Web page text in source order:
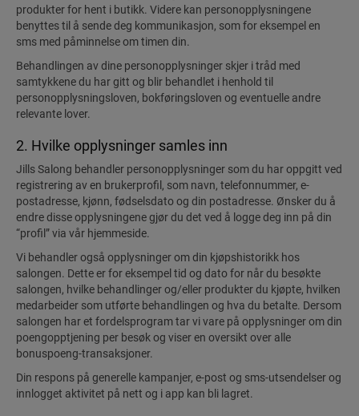
produkter for hent i butikk. Videre kan personopplysningene
benyttes til å sende deg kommunikasjon, som for eksempel en
sms med påminnelse om timen din.
Behandlingen av dine personopplysninger skjer i tråd med
samtykkene du har gitt og blir behandlet i henhold til
personopplysningsloven, bokføringsloven og eventuelle andre
relevante lover.
2. Hvilke opplysninger samles inn
Jills Salong behandler personopplysninger som du har oppgitt ved
registrering av en brukerprofil, som navn, telefonnummer, e-
postadresse, kjønn, fødselsdato og din postadresse. Ønsker du å
endre disse opplysningene gjør du det ved å logge deg inn på din
“profil” via vår hjemmeside.
Vi behandler også opplysninger om din kjøpshistorikk hos
salongen. Dette er for eksempel tid og dato for når du besøkte
salongen, hvilke behandlinger og/eller produkter du kjøpte, hvilken
medarbeider som utførte behandlingen og hva du betalte. Dersom
salongen har et fordelsprogram tar vi vare på opplysninger om din
poengopptjening per besøk og viser en oversikt over alle
bonuspoeng-transaksjoner.
Din respons på generelle kampanjer, e-post og sms-utsendelser og
innlogget aktivitet på nett og i app kan bli lagret.